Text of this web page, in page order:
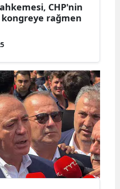
CHP'nin
kongreye rağmen